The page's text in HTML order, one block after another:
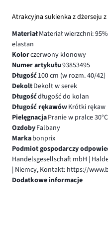
Atrakcyjna sukienka z dżerseju
MateriałMateriał wierzchni:
elastan
Kolorczerwony klonowy
Numer artykułu93853495
Długość100 cm (w rozm. 40/42)
DekoltDekolt w serek
Długośćdługość do kolan
Długość rękawówKrótki rękaw
PielęgnacjaPranie w pralce 30°C
OzdobyFalbany
Markabonprix
Podmiot gospodarczy
Handelsgesellschaft mbH |
| Niemcy, Kontakt: https://
Dodatkowe informacje